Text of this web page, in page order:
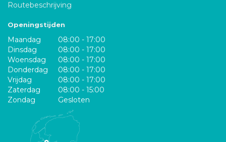
Routebeschrijving
Openingstijden
Maandag
08:00 - 17:00
Dinsdag
08:00 - 17:00
Woensdag
08:00 - 17:00
Donderdag
08:00 - 17:00
Vrijdag
08:00 - 17:00
Zaterdag
08:00 - 15:00
Zondag
Gesloten